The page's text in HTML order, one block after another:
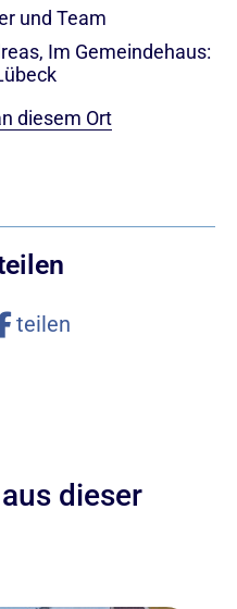
und Team
Im Gemeindehaus:
diesem Ort
dieser